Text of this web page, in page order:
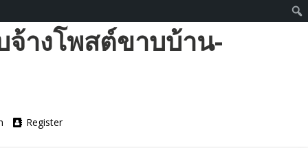
างโพสต์ขาบบ้าน-
Register